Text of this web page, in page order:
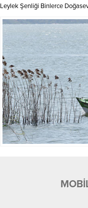
Leylek Şenliği Binlerce